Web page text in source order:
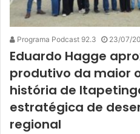
Programa Podcast 92.3 23/07/
Eduardo Hagge
produtivo da maior
história de
estratégica de
regional